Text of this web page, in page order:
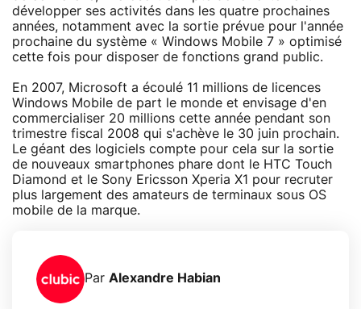
développer ses activités dans les quatre prochaines
années, notamment avec la sortie prévue pour l'année
prochaine du système « Windows Mobile 7 » optimisé
cette fois pour disposer de fonctions grand public.
En 2007, Microsoft a écoulé 11 millions de licences
Windows Mobile de part le monde et envisage d'en
commercialiser 20 millions cette année pendant son
trimestre fiscal 2008 qui s'achève le 30 juin prochain.
Le géant des logiciels compte pour cela sur la sortie
de nouveaux smartphones phare dont le HTC Touch
Diamond et le Sony Ericsson Xperia X1 pour recruter
plus largement des amateurs de terminaux sous OS
mobile de la marque.
Par Alexandre Habian